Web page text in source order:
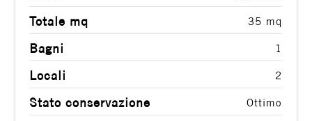
Totale mq 35 mq
Bagni 1
Locali 2
Stato conservazione Ottimo
multiscelta
Giardino
Posto auto/Box